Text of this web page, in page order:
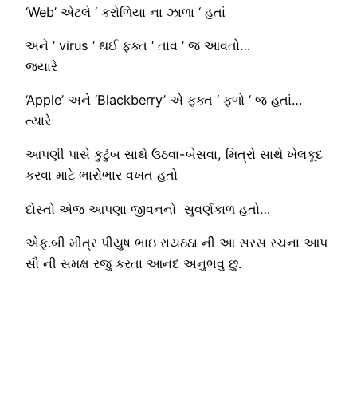
‘Web’ એટલે ‘ કરોળિયા ના ઝાળા ‘ હતાં
અને ‘ virus ‘ થઈ ફક્ત ‘ તાવ ‘ જ આવતો…
જ્યારે
‘Apple’ અને ‘Blackberry’ એ ફક્ત ‘ ફળો ‘ જ હતાં…
ત્યારે
આપણી પાસે કુટુંબ સાથે ઉઠવા-બેસવા, મિત્રો સાથે ખેલકૂદ
કરવા માટે ભારોભાર વખત હતો
દોસ્તો એજ આપણા જીવનનો સુવર્ણકાળ હતો…
એફ.બી મીત્ર પીયુષ ભાઇ રાયઠઠા ની આ સરસ રચના આપ
સૌ ની સમક્ષ રજુ કરતા આનંદ અનુભવુ છુ.